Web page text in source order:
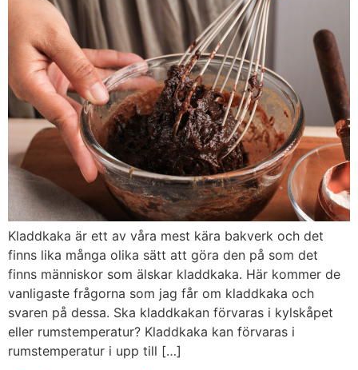
Kladdkaka är ett av våra mest kära bakverk och det
finns lika många olika sätt att göra den på som det
finns människor som älskar kladdkaka. Här kommer de
vanligaste frågorna som jag får om kladdkaka och
svaren på dessa. Ska kladdkakan förvaras i kylskåpet
eller rumstemperatur? Kladdkaka kan förvaras i
rumstemperatur i upp till […]